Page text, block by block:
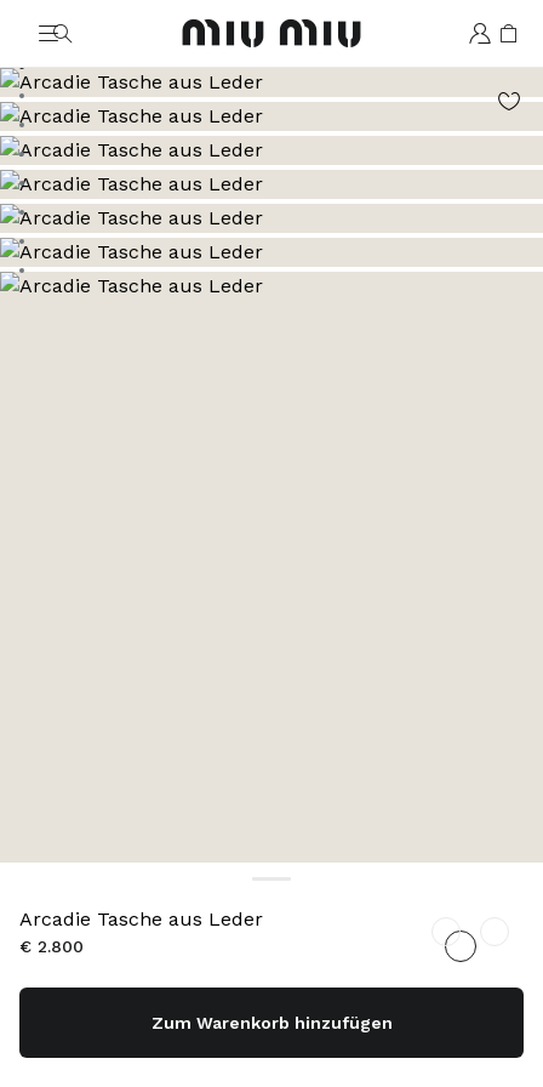
MiuMiu logo
Zum Bild 1
Zum Bild 2
Zum Bild 3
Zum Bild 4
Zum Bild 5
Zum Bild 6
Zum Bild 7
Zum Bild 8
Arcadie Tasche aus Leder
€ 2.800
Zum Warenkorb hinzufügen